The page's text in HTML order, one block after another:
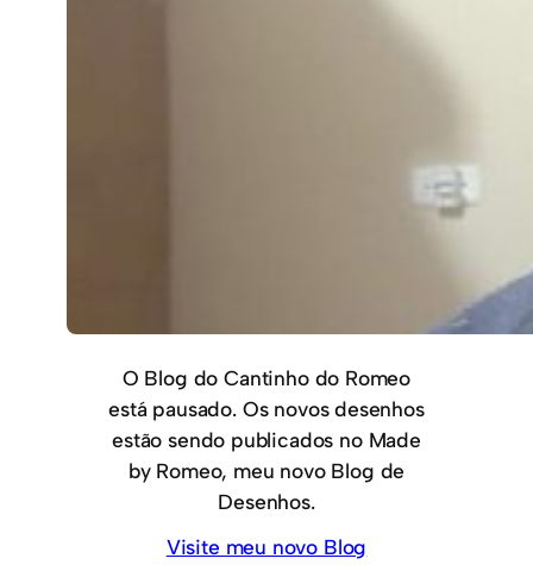
O Blog do Cantinho do Romeo
está pausado. Os novos desenhos
estão sendo publicados no Made
by Romeo, meu novo Blog de
Desenhos.
Visite meu novo Blog